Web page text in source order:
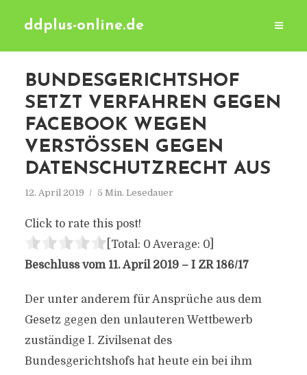
ddplus-online.de
BUNDESGERICHTSHOF
SETZT VERFAHREN GEGEN
FACEBOOK WEGEN
VERSTÖSSEN GEGEN D
ATENSCHUTZRECHT AUS
12. April 2019 5 Min. Lesedauer
Click to rate this post!
[Total: 0 Average: 0]
Beschluss vom 11. April 2019 – I ZR 186/17
Der unter anderem für Ansprüche aus dem
Gesetz gegen den unlauteren Wettbewerb
zuständige I. Zivilsenat des
Bundesgerichtshofs hat heute ein bei ihm